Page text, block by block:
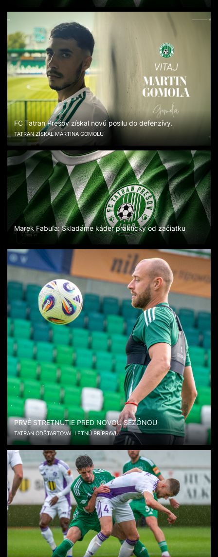
FC Tatran Prešov získal novú posilu do defenzívy.
TATRAN ZÍSKAL MARTINA GOMOLU
Marek Fabuľa: Skladáme káder prakticky od začiatku
PRVÉ STRETNUTIE PRED NOVOU SEZÓNOU
TATRAN ODŠTARTOVAL LETNÚ PRÍPRAVU